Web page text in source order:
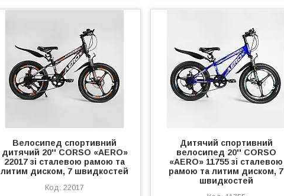
Велосипед спортивний
дитячий 20'' CORSO «AERO»
22017 зі сталевою рамою та
литим диском, 7 швидкостей
22017
Дитячий спортивний
велосипед 20'' CORSO
«AERO» 11755 зі сталевою
рамою та литим диском, 7
швидкостей